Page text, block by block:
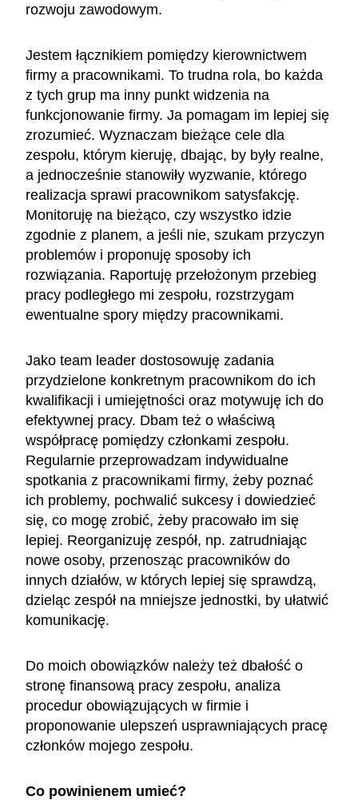
rozwoju zawodowym.
Jestem łącznikiem pomiędzy kierownictwem
firmy a pracownikami. To trudna rola, bo każda
z tych grup ma inny punkt widzenia na
funkcjonowanie firmy. Ja pomagam im lepiej się
zrozumieć. Wyznaczam bieżące cele dla
zespołu, którym kieruję, dbając, by były realne,
a jednocześnie stanowiły wyzwanie, którego
realizacja sprawi pracownikom satysfakcję.
Monitoruję na bieżąco, czy wszystko idzie
zgodnie z planem, a jeśli nie, szukam przyczyn
problemów i proponuję sposoby ich
rozwiązania. Raportuję przełożonym przebieg
pracy podległego mi zespołu, rozstrzygam
ewentualne spory między pracownikami.
Jako team leader dostosowuję zadania
przydzielone konkretnym pracownikom do ich
kwalifikacji i umiejętności oraz motywuję ich do
efektywnej pracy. Dbam też o właściwą
współpracę pomiędzy członkami zespołu.
Regularnie przeprowadzam indywidualne
spotkania z pracownikami firmy, żeby poznać
ich problemy, pochwalić sukcesy i dowiedzieć
się, co mogę zrobić, żeby pracowało im się
lepiej. Reorganizuję zespół, np. zatrudniając
nowe osoby, przenosząc pracowników do
innych działów, w których lepiej się sprawdzą,
dzieląc zespół na mniejsze jednostki, by ułatwić
komunikację.
Do moich obowiązków należy też dbałość o
stronę finansową pracy zespołu, analiza
procedur obowiązujących w firmie i
proponowanie ulepszeń usprawniających pracę
członków mojego zespołu.
Co powinienem umieć?